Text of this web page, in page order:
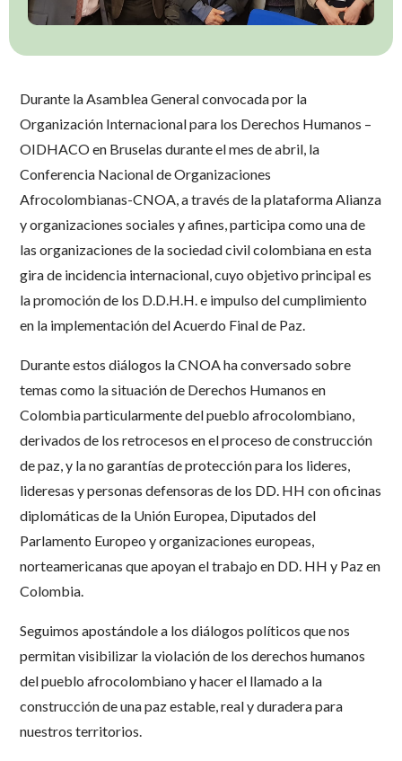
Durante la Asamblea General convocada por la
Organización Internacional para los Derechos Humanos –
OIDHACO en Bruselas durante el mes de abril, la
Conferencia Nacional de Organizaciones
Afrocolombianas-CNOA, a través de la plataforma Alianza
y organizaciones sociales y afines, participa como una de
las organizaciones de la sociedad civil colombiana en esta
gira de incidencia internacional, cuyo objetivo principal es
la promoción de los D.D.H.H. e impulso del cumplimiento
en la implementación del Acuerdo Final de Paz.
Durante estos diálogos la CNOA ha conversado sobre
temas como la situación de Derechos Humanos en
Colombia particularmente del pueblo afrocolombiano,
derivados de los retrocesos en el proceso de construcción
de paz, y la no garantías de protección para los lideres,
lideresas y personas defensoras de los DD. HH con oficinas
diplomáticas de la Unión Europea, Diputados del
Parlamento Europeo y organizaciones europeas,
norteamericanas que apoyan el trabajo en DD. HH y Paz en
Colombia.
Seguimos apostándole a los diálogos políticos que nos
permitan visibilizar la violación de los derechos humanos
del pueblo afrocolombiano y hacer el llamado a la
construcción de una paz estable, real y duradera para
nuestros territorios.